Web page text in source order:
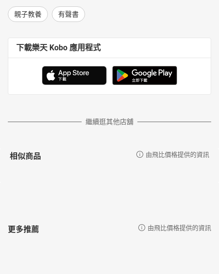
親子教養 有聲書
下載樂天 Kobo 應用程式
繼續逛其他店舖
相似商品 由飛比價格提供的資訊
更多推薦 由飛比價格提供的資訊